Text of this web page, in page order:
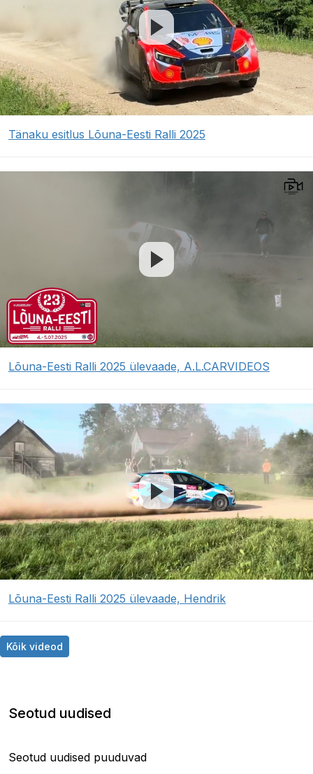
Tänaku esitlus Lõuna-Eesti Ralli 2025
Lõuna-Eesti Ralli 2025 ülevaade, A.L.CARVIDEOS
Lõuna-Eesti Ralli 2025 ülevaade, Hendrik
Kõik videod
Seotud uudised
Seotud uudised puuduvad